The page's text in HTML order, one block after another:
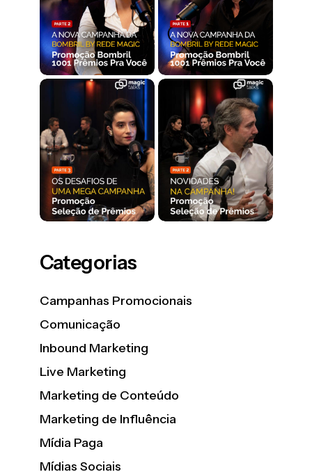
Categorias
Campanhas Promocionais
Comunicação
Inbound Marketing
Live Marketing
Marketing de Conteúdo
Marketing de Influência
Mídia Paga
Mídias Sociais